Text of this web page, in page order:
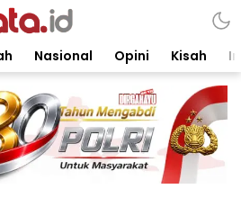
Bergerak
Nasional Opini Kisah